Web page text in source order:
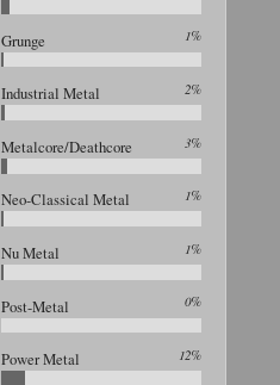
Grunge 1%
Industrial Metal 2%
Metalcore/Deathcore 3%
Neo-Classical Metal 1%
Nu Metal 1%
Post-Metal 0%
Power Metal 12%